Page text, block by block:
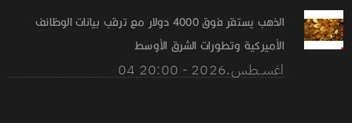
الذهب يستقر فوق 4000 دولار مع ترقب بيانات الوظائف
الأميركية وتطورات الشرق الأوسط
04 اغســطس.2026 - 20:00